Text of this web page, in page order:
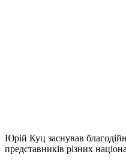
Юрій Куц заснував
представників різних